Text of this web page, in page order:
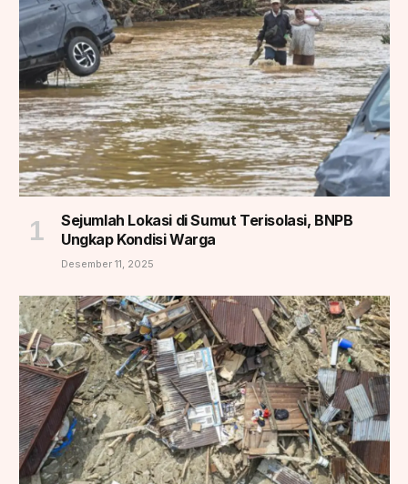
Sejumlah Lokasi di Sumut Terisolasi, BNPB
Ungkap Kondisi Warga
Desember 11, 2025